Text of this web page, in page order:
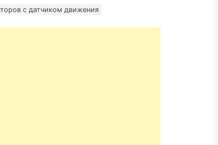
объектов
с датчиком движения